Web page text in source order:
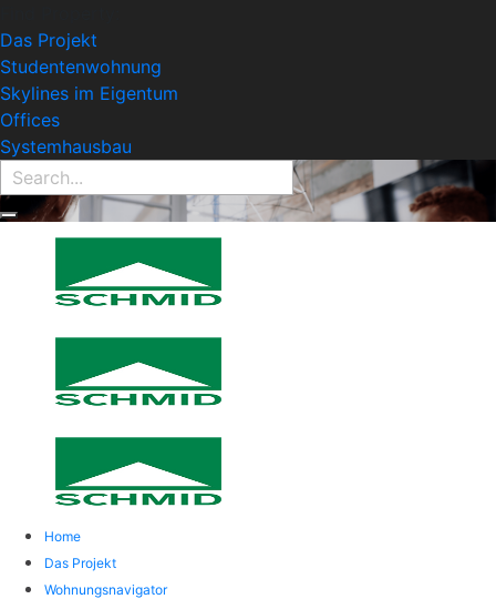
Das Projekt
Studentenwohnung
Skylines im Eigentum
Offices
Systemhausbau
Home
Das Projekt
Wohnungsnavigator